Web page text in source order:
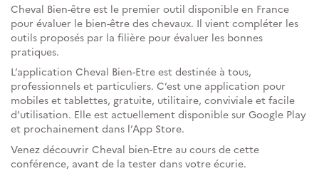
Cheval Bien-être est le premier outil disponible en France
pour évaluer le bien-être des chevaux. Il vient compléter les
outils proposés par la filière pour évaluer les bonnes
pratiques.
L’application Cheval Bien-Etre est destinée à tous,
professionnels et particuliers. C’est une application pour
mobiles et tablettes, gratuite, utilitaire, conviviale et facile
d’utilisation. Elle est actuellement disponible sur Google Play
et prochainement dans l’App Store.
Venez découvrir Cheval bien-Etre au cours de cette
conférence, avant de la tester dans votre écurie.